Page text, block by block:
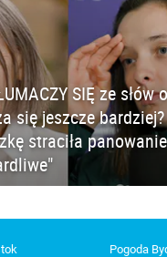
SIĘ ze słów
się jeszcze
straciła
Pogoda